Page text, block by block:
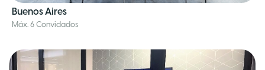
Buenos Aires
Máx. 6 Convidados